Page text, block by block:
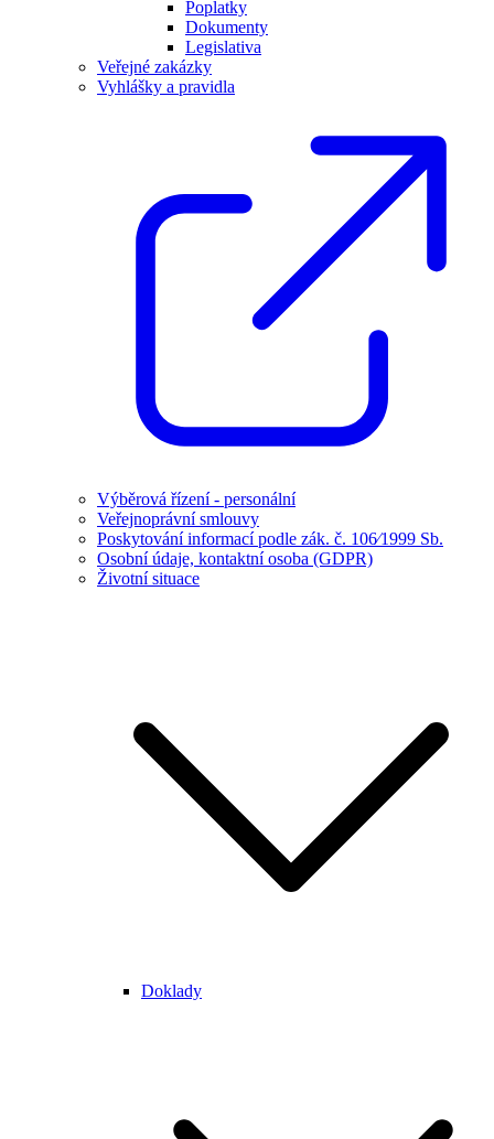
Poplatky
Dokumenty
Legislativa
Veřejné zakázky
Vyhlášky a pravidla
Výběrová řízení - personální
Veřejnoprávní smlouvy
Poskytování informací podle zák. č. 106⁄1999 Sb.
Osobní údaje, kontaktní osoba (GDPR)
Životní situace
Doklady